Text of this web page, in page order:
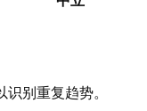
别重复趋势。